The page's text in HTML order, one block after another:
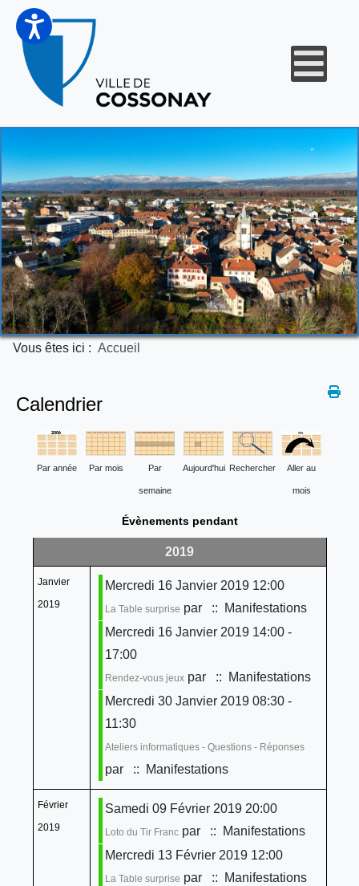
Vous êtes ici : Accueil
Calendrier
Par année Par mois Par
semaine
Aujourd'hui Rechercher Aller au
mois
Évènements pendant
2019
Janvier
2019
Mercredi 16 Janvier 2019 12:00
La Table surprise par
:: Manifestations
Mercredi 16 Janvier 2019 14:00 -
17:00
Rendez-vous jeuxpar
:: Manifestations
Mercredi 30 Janvier 2019 08:30 -
11:30
Ateliers informatiques - Questions - Réponses
par :: Manifestations
Février
2019
Samedi 09 Février 2019 20:00
Loto du Tir Francpar
:: Manifestations
Mercredi 13 Février 2019 12:00
La Table surprise par
:: Manifestations